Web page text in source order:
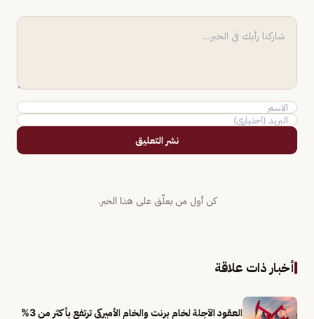
نشر التعليق
كن أول من يعلّق على هذا الخبر.
أخبار ذات علاقة
العقود الآجلة لخام برنت والخام الأميركي ترتفع بأكثر من 3%